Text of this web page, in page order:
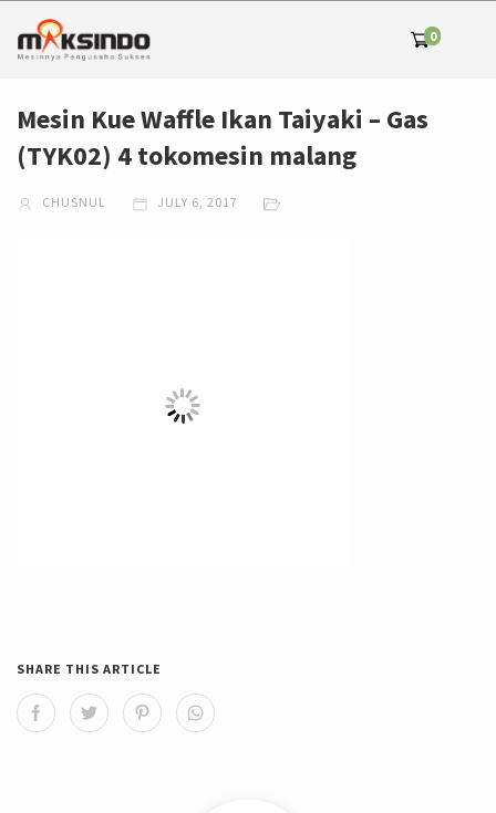
0
Mesin Kue Waffle Ikan Taiyaki – Gas
(TYK02) 4 tokomesin malang
CHUSNUL JULY 6, 2017
SHARE THIS ARTICLE